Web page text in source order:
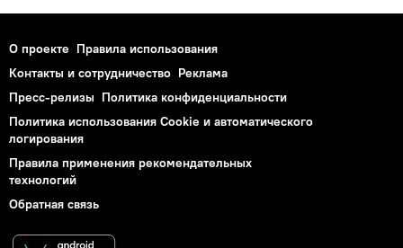
О проекте Правила использования
Контакты и сотрудничество Реклама
Пресс-релизы Политика конфиденциальности
Политика использования Cookie и автоматического
логирования
Правила применения рекомендательных
технологий
Обратная связь